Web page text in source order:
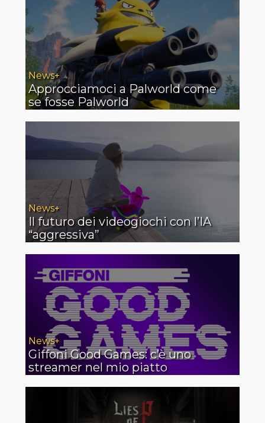
News+
Approcciamoci a Palworld come
se fosse Palworld
News+
Il futuro dei videogiochi con l’IA
“aggressiva”
News+
Giffoni Good Games: c’è uno
streamer nel mio piatto